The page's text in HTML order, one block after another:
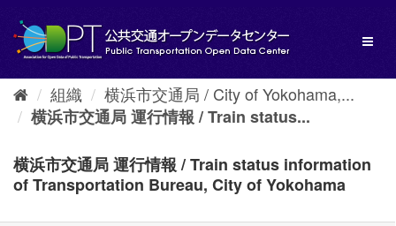
し
組織
横浜市交通局 / City of Yokohama,...
横浜市交通局 運行情報 / Train status...
横浜市交通局 運行情報 / Train status information
of Transportation Bureau, City of Yokohama